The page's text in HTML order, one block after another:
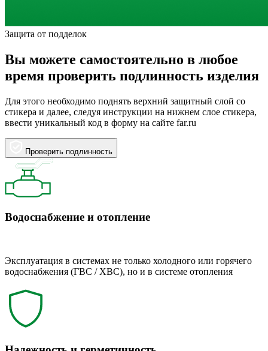
Защита от подделок
Вы можете самостоятельно в любое
время проверить подлинность изделия
Для этого необходимо поднять верхний защитный слой со
стикера и далее, следуя инструкции на нижнем слое стикера,
ввести уникальный код в форму на сайте far.ru
Проверить подлинность
Водоснабжение и отопление
Эксплуатация в системах не только холодного или горячего
водоснабжения (ГВС / ХВС), но и в системе отопления